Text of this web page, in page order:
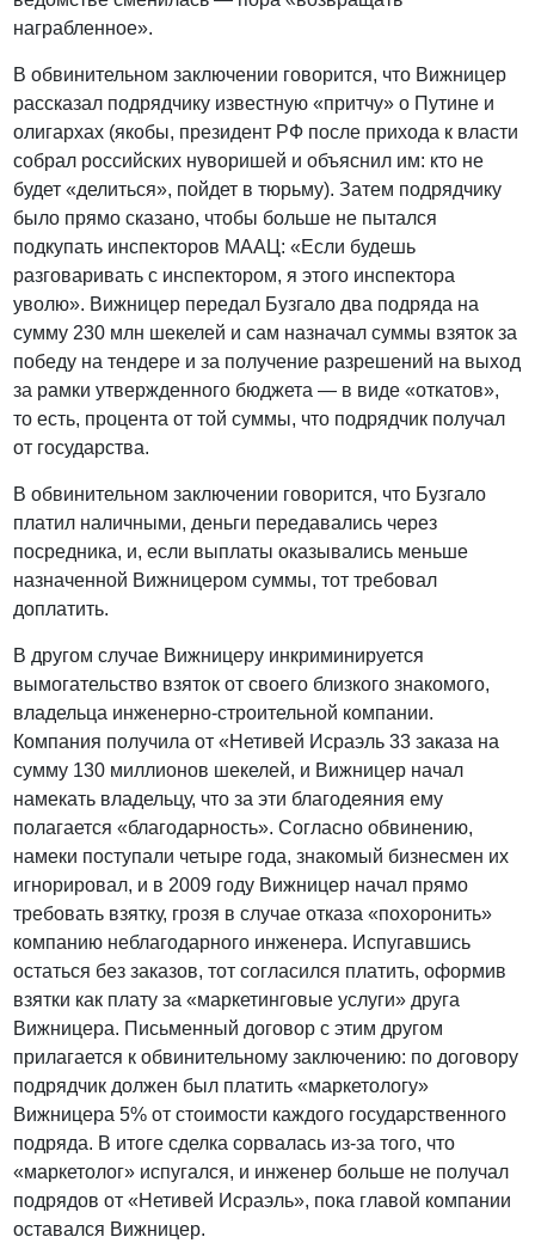
награбленное».
В обвинительном заключении говорится, что Вижницер
рассказал подрядчику известную «притчу» о Путине и
олигархах (якобы, президент РФ после прихода к власти
собрал российских нуворишей и объяснил им: кто не
будет «делиться», пойдет в тюрьму). Затем подрядчику
было прямо сказано, чтобы больше не пытался
подкупать инспекторов МААЦ: «Если будешь
разговаривать с инспектором, я этого инспектора
уволю». Вижницер передал Бузгало два подряда на
сумму 230 млн шекелей и сам назначал суммы взяток за
победу на тендере и за получение разрешений на выход
за рамки утвержденного бюджета — в виде «откатов»,
то есть, процента от той суммы, что подрядчик получал
от государства.
В обвинительном заключении говорится, что Бузгало
платил наличными, деньги передавались через
посредника, и, если выплаты оказывались меньше
назначенной Вижницером суммы, тот требовал
доплатить.
В другом случае Вижницеру инкриминируется
вымогательство взяток от своего близкого знакомого,
владельца инженерно-строительной компании.
Компания получила от «Нетивей Исраэль 33 заказа на
сумму 130 миллионов шекелей, и Вижницер начал
намекать владельцу, что за эти благодеяния ему
полагается «благодарность». Согласно обвинению,
намеки поступали четыре года, знакомый бизнесмен их
игнорировал, и в 2009 году Вижницер начал прямо
требовать взятку, грозя в случае отказа «похоронить»
компанию неблагодарного инженера. Испугавшись
остаться без заказов, тот согласился платить, оформив
взятки как плату за «маркетинговые услуги» друга
Вижницера. Письменный договор с этим другом
прилагается к обвинительному заключению: по договору
подрядчик должен был платить «маркетологу»
Вижницера 5% от стоимости каждого государственного
подряда. В итоге сделка сорвалась из-за того, что
«маркетолог» испугался, и инженер больше не получал
подрядов от «Нетивей Исраэль», пока главой компании
оставался Вижницер.